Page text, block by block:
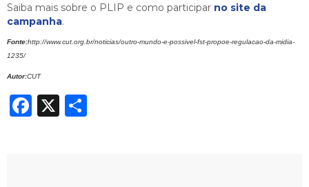
Saiba mais sobre o PLIP e como participar no site da
campanha.
Fonte:http://www.cut.org.br/noticias/outro-mundo-e-possivel-fst-propoe-regulacao-da-midia-
1235/
Autor:CUT
Facebook
X